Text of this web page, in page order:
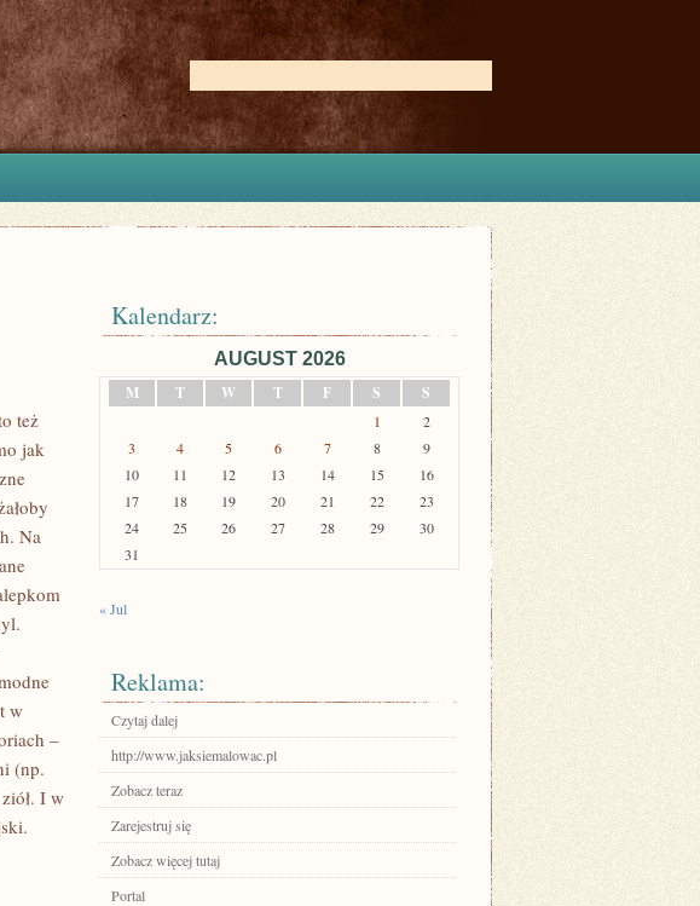
też
jak
Na
w
–
(np.
I w
Kalendarz:
AUGUST 2026
M
T W T F S S
1
2
3
4 5 6 7 8
9
10
11 12 13 14 15
16
17
18 19 20 21 22
23
24
25 26 27 28 29
30
31
« Jul
Reklama:
Czytaj dalej
http://www.jaksiemalowac.pl
Zobacz teraz
Zarejestruj się
Zobacz więcej tutaj
Portal